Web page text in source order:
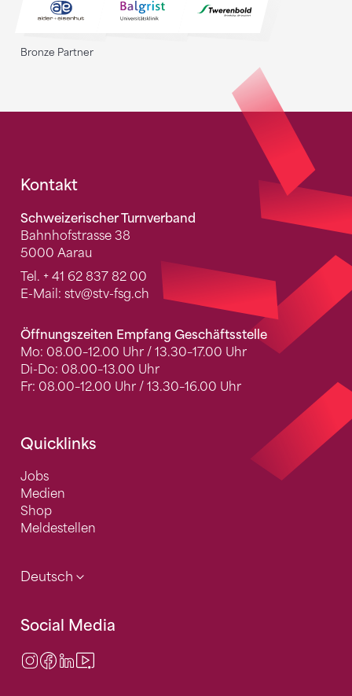
Bronze Partner
Fusszeile
Kontakt
Schweizerischer Turnverband
Bahnhofstrasse 38
5000 Aarau
Tel. + 41 62 837 82 00
E-Mail: stv@stv-fsg.ch
Öffnungszeiten Empfang Geschäftsstelle
Mo: 08.00–12.00 Uhr / 13.30–17.00 Uhr
Di-Do: 08.00–13.00 Uhr
Fr: 08.00–12.00 Uhr / 13.30–16.00 Uhr
Quicklinks
Jobs
Medien
Shop
Meldestellen
Deutsch
Social Media
Instagram
Facebook
LinkedIn